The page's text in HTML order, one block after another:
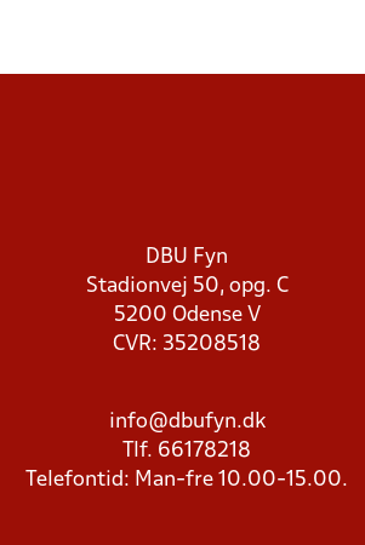
DBU Fyn
Stadionvej 50, opg. C
5200 Odense V
CVR: 35208518
info@dbufyn.dk
Tlf. 66178218
Telefontid: Man-fre 10.00-15.00.